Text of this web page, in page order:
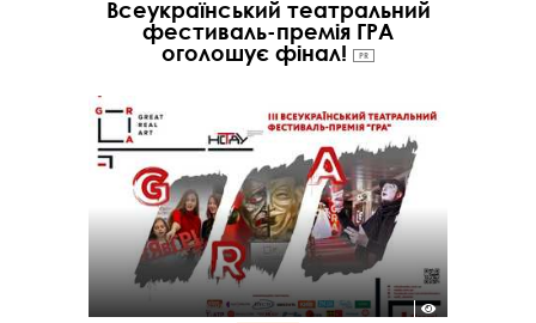
Всеукраїнський театральний
фестиваль-премія ГРА
оголошує фінал!
PR